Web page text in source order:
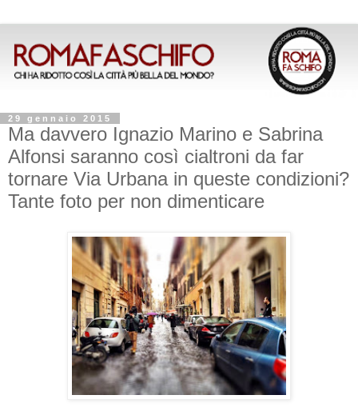
29 gennaio 2015
Ma davvero Ignazio Marino e Sabrina
Alfonsi saranno così cialtroni da far
tornare Via Urbana in queste condizioni?
Tante foto per non dimenticare